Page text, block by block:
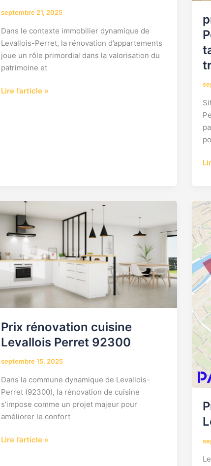
septembre 21, 2025
Dans le contexte immobilier dynamique de
Levallois-Perret, la rénovation d’appartements
joue un rôle primordial dans la valorisation du
patrimoine et
Lire l’article »
Prix rénovation cuisine
Levallois Perret 92300
septembre 15, 2025
Dans la commune dynamique de Levallois-
Perret (92300), la rénovation de cuisine
s’impose comme un projet majeur pour
améliorer le confort
rénovation
cuisine
Levallois
Perret
92300
Lire l’article »